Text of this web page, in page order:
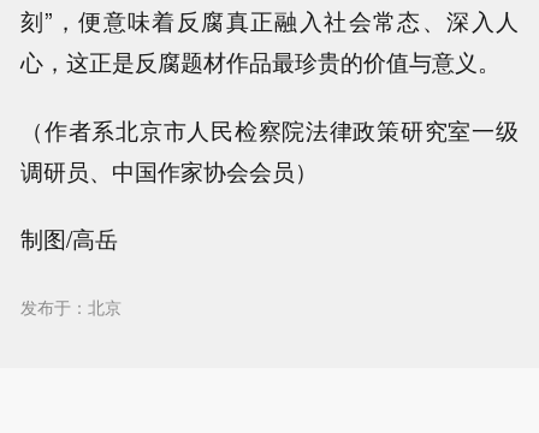
刻”，便意味着反腐真正融入社会常态、深入人
心，这正是反腐题材作品最珍贵的价值与意义。
（作者系北京市人民检察院法律政策研究室一级
调研员、中国作家协会会员）
制图/高岳
发布于：北京